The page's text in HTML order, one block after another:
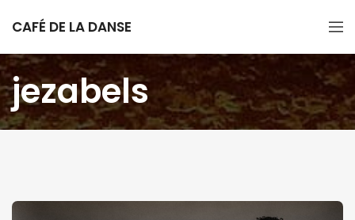
CAFÉ DE LA DANSE
jezabels